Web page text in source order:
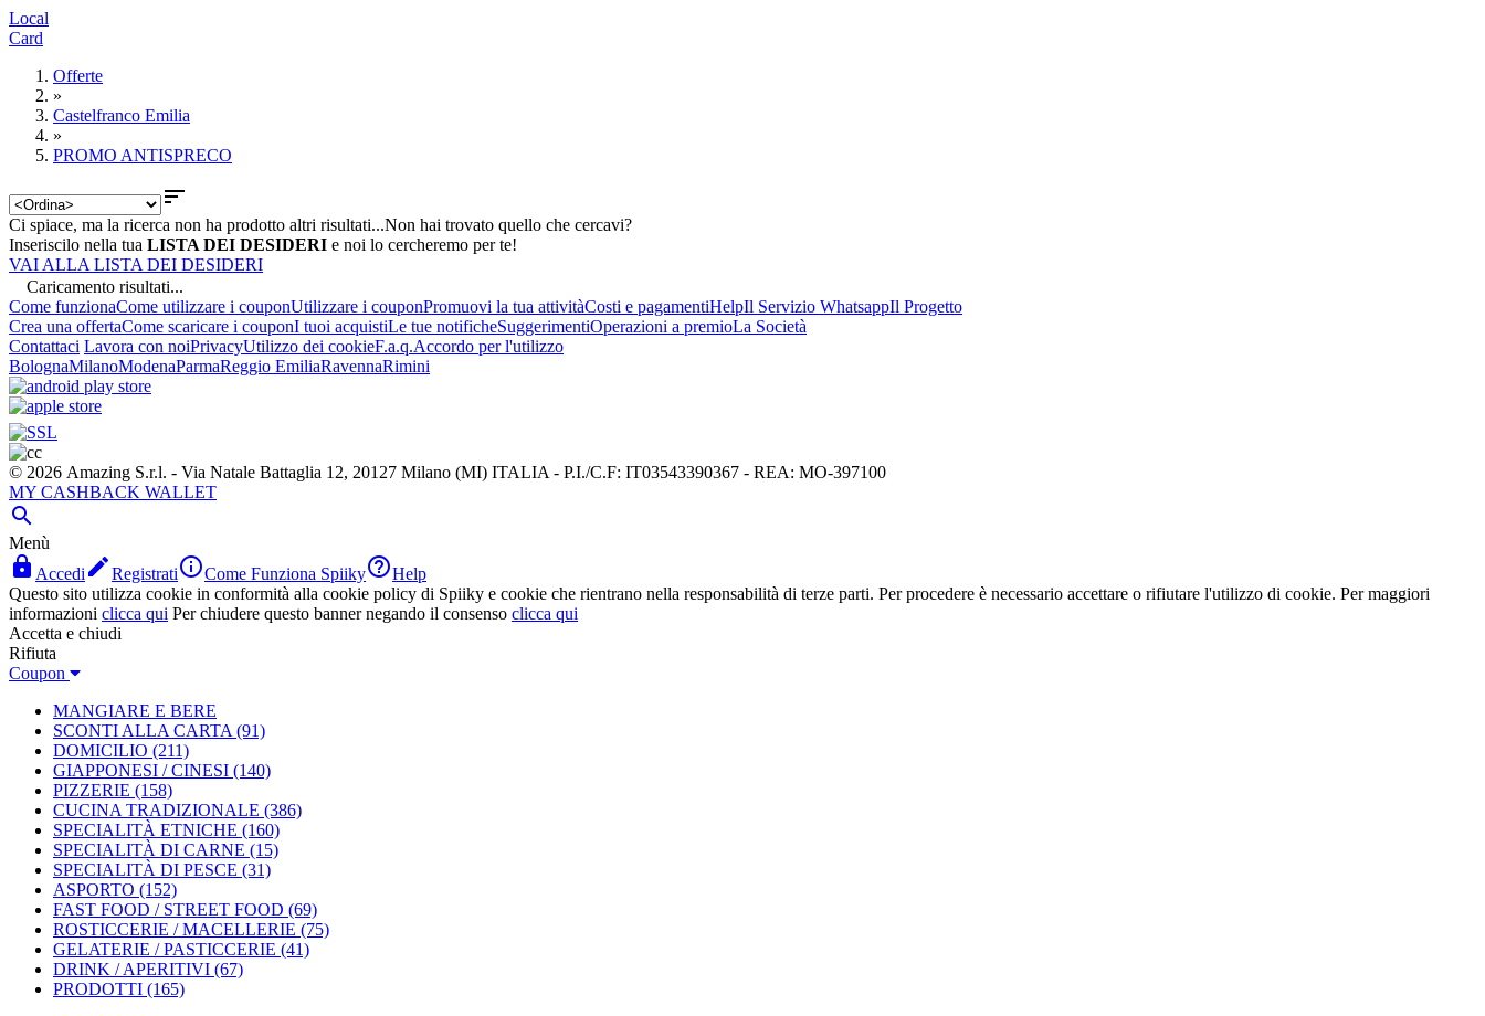
Local
Card
Offerte
»
Castelfranco Emilia
»
PROMO ANTISPRECO

Ci spiace, ma la ricerca non ha prodotto altri risultati...Non hai trovato quello che cercavi?
Inseriscilo nella tua LISTA DEI DESIDERI e noi lo cercheremo per te!
VAI ALLA LISTA DEI DESIDERI
Caricamento risultati...
Come funzionaCome utilizzare i couponUtilizzare i couponPromuovi la tua attivitàCosti e pagamentiHelpIl Servizio WhatsappIl Progetto
Crea una offertaCome scaricare i couponI tuoi acquistiLe tue notificheSuggerimentiOperazioni a premioLa Società
Contattaci Lavora con noiPrivacyUtilizzo dei cookieF.a.q.Accordo per l'utilizzo
BolognaMilanoModenaParmaReggio EmiliaRavennaRimini
© 2026 Amazing S.r.l. - Via Natale Battaglia 12, 20127 Milano (MI) ITALIA - P.I./C.F: IT03543390367 - REA: MO-397100
MY CASHBACK WALLET

Menù
 Accedi RegistratiCome Funziona SpiikyHelp
Questo sito utilizza cookie in conformità alla cookie policy di Spiiky e cookie che rientrano nella responsabilità di terze parti. Per procedere è necessario accettare o rifiutare l'utilizzo di cookie. Per maggiori
informazioni clicca qui Per chiudere questo banner negando il consenso clicca qui
Accetta e chiudi
Rifiuta
Coupon
MANGIARE E BERE
SCONTI ALLA CARTA (91)
DOMICILIO (211)
GIAPPONESI / CINESI (140)
PIZZERIE (158)
CUCINA TRADIZIONALE (386)
SPECIALITÀ ETNICHE (160)
SPECIALITÀ DI CARNE (15)
SPECIALITÀ DI PESCE (31)
ASPORTO (152)
FAST FOOD / STREET FOOD (69)
ROSTICCERIE / MACELLERIE (75)
GELATERIE / PASTICCERIE (41)
DRINK / APERITIVI (67)
PRODOTTI (165)